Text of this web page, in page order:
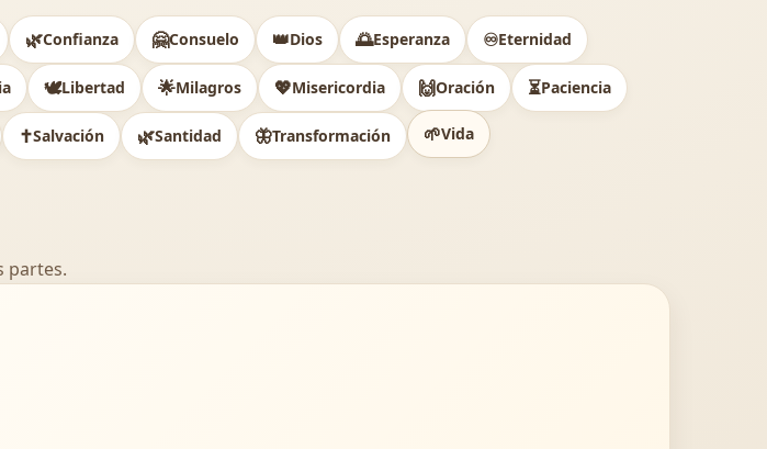
🌿Confianza 🤗Consuelo 👑Dios 🌅Esperanza ♾️Eternidad
🕊Libertad 🌟Milagros 💖Misericordia 🙌Oración ⏳Paciencia
✝️Salvación 🌿Santidad 🦋Transformación 🌱Vida
partes.